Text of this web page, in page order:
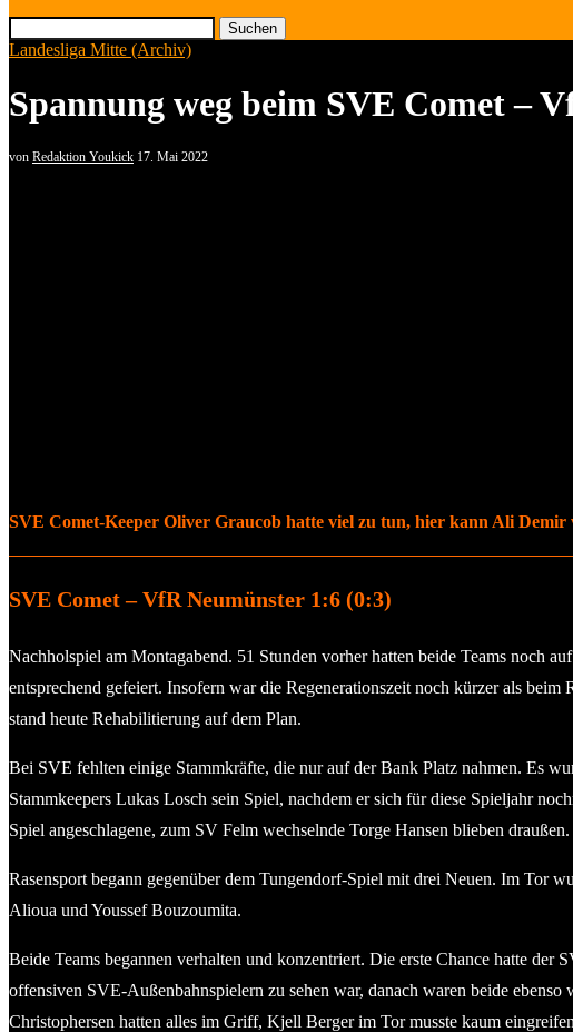
Suchen
Landesliga Mitte (Archiv)
Spannung weg beim SVE Comet –
von Redaktion Youkick 17. Mai 2022
SVE Comet-Keeper Oliver Graucob hatte viel zu tun, hier kann Ali
SVE Comet – VfR Neumünster 1:6 (0:3)
Nachholspiel am Montagabend. 51 Stunden vorher hatten beide Teams noch
entsprechend gefeiert. Insofern war die Regenerationszeit noch kürzer als
stand heute Rehabilitierung auf dem Plan.
Bei SVE fehlten einige Stammkräfte, die nur auf der Bank Platz nahmen. Es
Stammkeepers Lukas Losch sein Spiel, nachdem er sich für diese Spieljahr
Spiel angeschlagene, zum SV Felm wechselnde Torge Hansen blieben
Rasensport begann gegenüber dem Tungendorf-Spiel mit drei Neuen. Im Tor
Alioua und Youssef Bouzoumita.
Beide Teams begannen verhalten und konzentriert. Die erste Chance hatte
offensiven SVE-Außenbahnspielern zu sehen war, danach waren beide
Christophersen hatten alles im Griff, Kjell Berger im Tor musste kaum